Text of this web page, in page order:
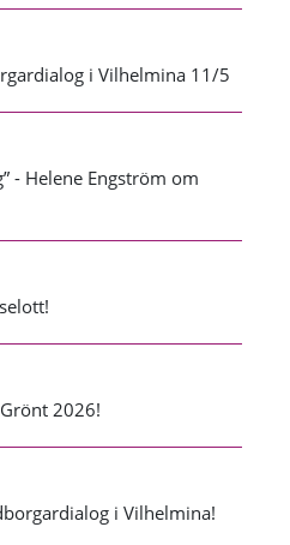
i Vilhelmina 11/5
- Helene Engström om
2026!
i Vilhelmina!